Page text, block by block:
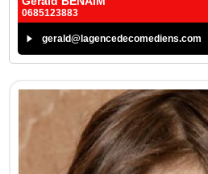
0685123883
gerald@lagencedecomediens.com